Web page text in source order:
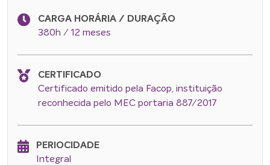
CARGA HORÁRIA / DURAÇÃO
380h / 12 meses
CERTIFICADO
Certificado emitido pela Facop, instituição
reconhecida pelo MEC portaria 887/2017
PERIOCIDADE
Integral